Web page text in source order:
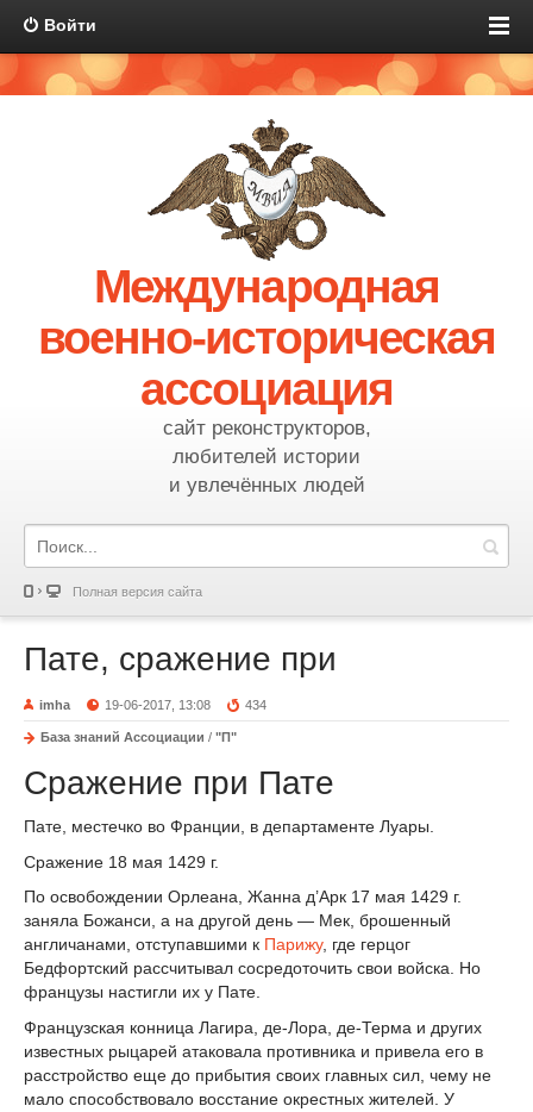
Войти
Международная
военно-историческая
ассоциация
сайт реконструкторов,
любителей истории
и увлечённых людей
Полная версия сайта
Пате, сражение при
imha 19-06-2017, 13:08 434
База знаний Ассоциации / "П"
Сражение при Пате
Пате, местечко во Франции, в департаменте Луары.
Сражение 18 мая 1429 г.
По освобождении Орлеана, Жанна д’Арк 17 мая 1429 г.
заняла Божанси, а на другой день — Мек, брошенный
англичанами, отступавшими к Парижу, где герцог
Бедфортский рассчитывал сосредоточить свои войска. Но
французы настигли их у Пате.
Французская конница Лагира, де-Лора, де-Терма и других
известных рыцарей атаковала противника и привела его в
расстройство еще до прибытия своих главных сил, чему не
мало способствовало восстание окрестных жителей. У